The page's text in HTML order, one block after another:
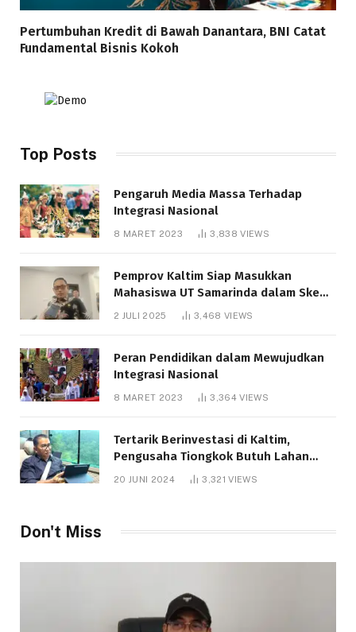
Pertumbuhan Kredit di Bawah Danantara, BNI Catat
Fundamental Bisnis Kokoh
Top Posts
Pengaruh Media Massa Terhadap
Integrasi Nasional
8 MARET 2023 3,838VIEWS
Pemprov Kaltim Siap Masukkan
Mahasiswa UT Samarinda dalam Skema
Bantuan Pendidikan Gratispol
2 JULI 2025 3,468 VIEWS
Peran Pendidikan dalam Mewujudkan
Integrasi Nasional
8 MARET 2023 3,364VIEWS
Tertarik Berinvestasi di Kaltim,
Pengusaha Tiongkok Butuh Lahan
1.000 Hektare
20 JUNI 2024 3,321VIEWS
Don't Miss